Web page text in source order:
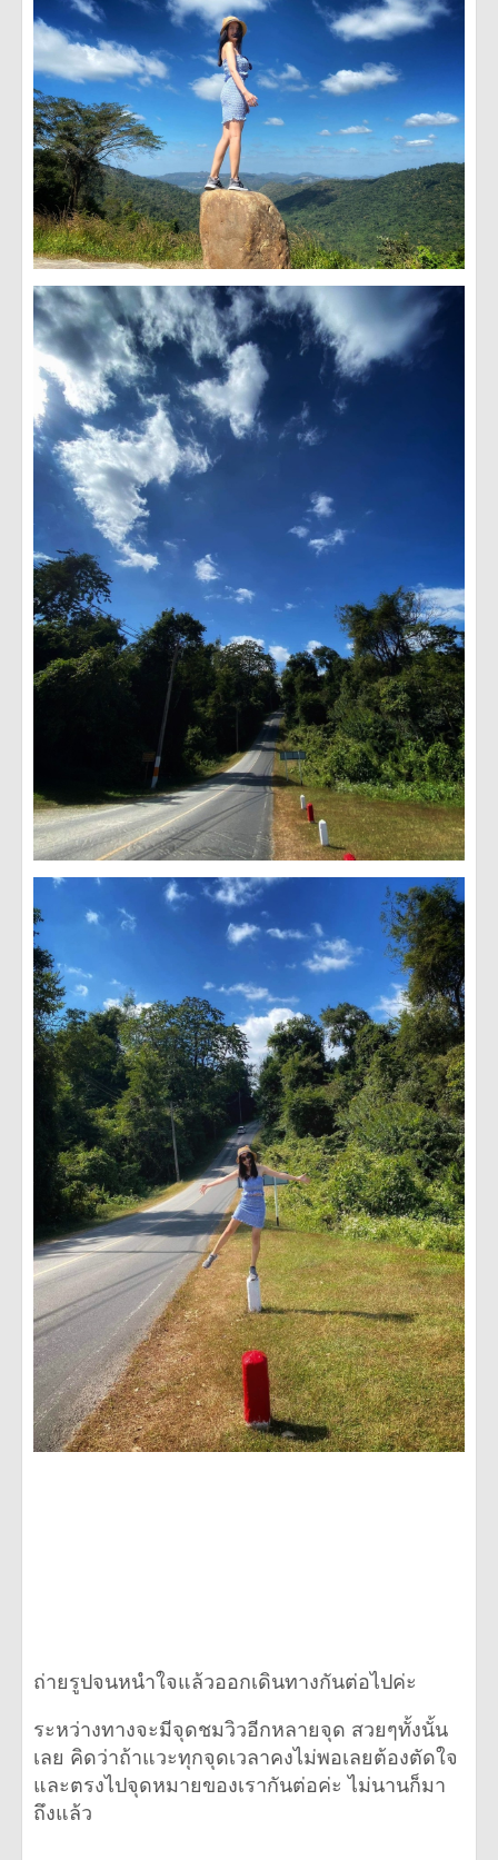
ถ่ายรูปจนหนำใจแล้วออกเดินทางกันต่อไปค่ะ
ระหว่างทางจะมีจุดชมวิวอีกหลายจุด สวยๆทั้งนั้น
เลย คิดว่าถ้าแวะทุกจุดเวลาคงไม่พอเลยต้องตัดใจ
และตรงไปจุดหมายของเรากันต่อค่ะ ไม่นานก็มา
ถึงแล้ว